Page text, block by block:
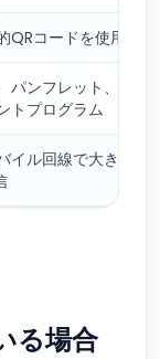
QRコードを使用）
パンフレット、マニ
トプログラム
イル回線で大きな印
る場合